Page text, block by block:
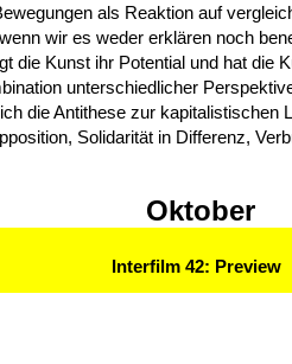
als Reaktion auf
wir es weder erklären noch
die Kunst ihr Potential und hat die
unterschiedlicher
die Antithese zur kapitalistischen
Solidarität in Differenz,
Oktober
2026
Interfilm 42: Preview